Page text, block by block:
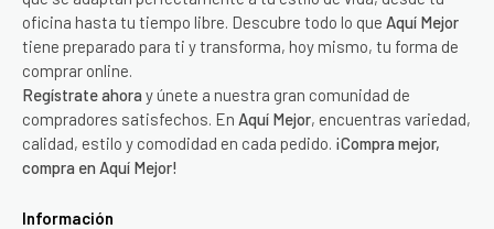
oficina hasta tu tiempo libre. Descubre todo lo que Aquí Mejor
tiene preparado para ti y transforma, hoy mismo, tu forma de
comprar online.
Regístrate ahora y únete a nuestra gran comunidad de
compradores satisfechos. En Aquí Mejor, encuentras variedad,
calidad, estilo y comodidad en cada pedido. ¡Compra mejor,
compra en Aquí Mejor!
Información